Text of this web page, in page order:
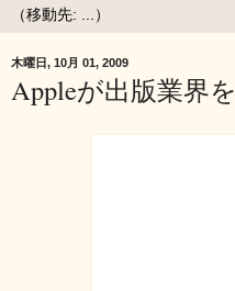
木曜日, 10月 01, 2009
Appleが出版業界